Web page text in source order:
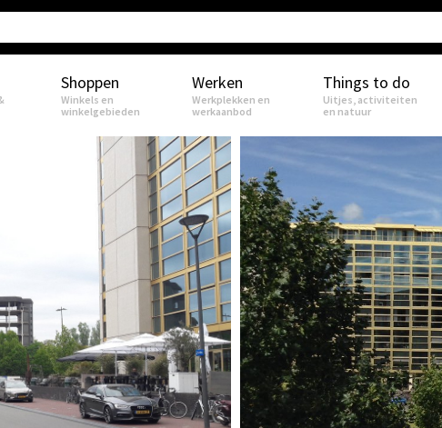
Shoppen
Winkels en
winkelgebieden
Werken
Werkplekken en
werkaanbod
Things to do
Uitjes, activiteiten
en natuur